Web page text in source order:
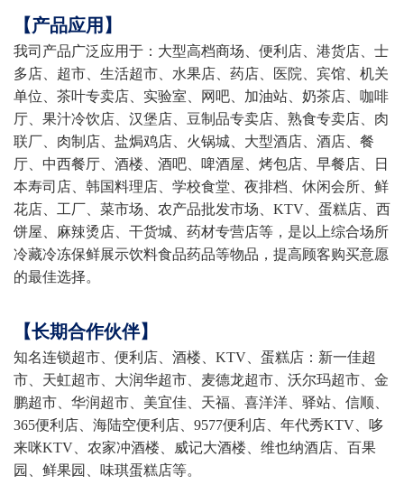
【产品应用】
我司产品广泛应用于：大型高档商场、便利店、港货店、士
多店、超市、生活超市、水果店、药店、医院、宾馆、机关
单位、茶叶专卖店、实验室、网吧、加油站、奶茶店、咖啡
厅、果汁冷饮店、汉堡店、豆制品专卖店、熟食专卖店、肉
联厂、肉制店、盐焗鸡店、火锅城、大型酒店、酒店、餐
厅、中西餐厅、酒楼、酒吧、啤酒屋、烤包店、早餐店、日
本寿司店、韩国料理店、学校食堂、夜排档、休闲会所、鲜
花店、工厂、菜市场、农产品批发市场、KTV、蛋糕店、西
饼屋、麻辣烫店、干货城、药材专营店等，是以上综合场所
冷藏冷冻保鲜展示饮料食品药品等物品，提高顾客购买意愿
的最佳选择。
【长期合作伙伴】
知名连锁超市、便利店、酒楼、KTV、蛋糕店：新一佳超
市、天虹超市、大润华超市、麦德龙超市、沃尔玛超市、金
鹏超市、华润超市、美宜佳、天福、喜洋洋、驿站、信顺、
365便利店、海陆空便利店、9577便利店、年代秀KTV、哆
来咪KTV、农家冲酒楼、威记大酒楼、维也纳酒店、百果
园、鲜果园、味琪蛋糕店等。